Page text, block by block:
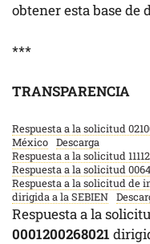
obtener esta base de
***
TRANSPARENCIA
Respuesta a la solicitud
México
Descarga
Respuesta a la solicitud
Respuesta a la solicitud
Respuesta a la solicitud de
dirigida a la SEBIEN
Respuesta a la
0001200268021